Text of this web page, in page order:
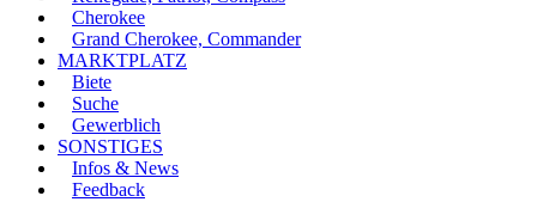
Cherokee
Grand Cherokee, Commander
MARKTPLATZ
Biete
Suche
Gewerblich
SONSTIGES
Infos & News
Feedback